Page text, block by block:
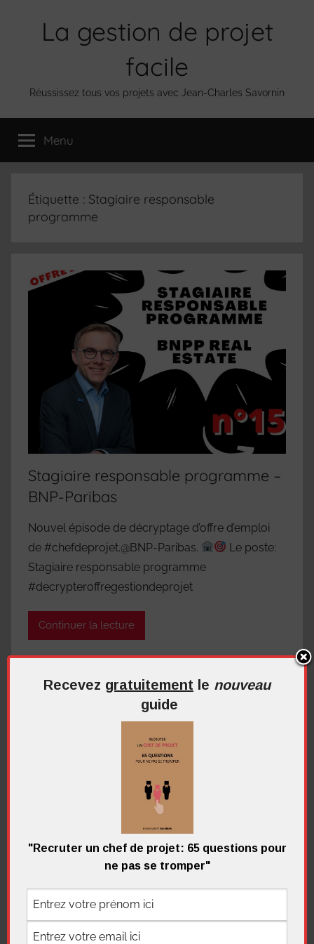
La gestion de projet
facile
Réussissez tous vos projets avec Jean-Charles Savornin
Menu
Étiquette : Stagiaire responsable
programme
Stagiaire responsable programme –
BNP-Paribas
Nouvel épisode de décryptage d’offre d’emploi
de #chefdeprojet.@BNP-Paribas.
Le poste:
Stagiaire responsable programme
#decrypteroffregestiondeprojet
Continuer la lecture
Décrypter une offre d'emploi
Laisser un commentaire
Me contacter
Recevez gratuitement le nouveau
guide
"Recruter un chef de projet: 65 questions pour
ne pas se tromper"